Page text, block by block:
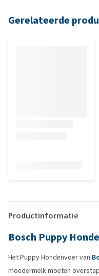
Gerelateerde
Productinformatie
Bosch Puppy
Het Puppy Hondenvoer van
moedermelk moeten